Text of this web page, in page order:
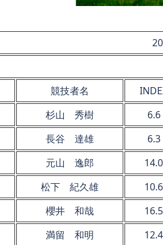
競技者名
杉山 秀樹 6.6
長谷 達雄 6.3
元山 逸郎 14.0
松下 紀久雄 10.6
櫻井 和哉 16.5
満留 和明 12.4